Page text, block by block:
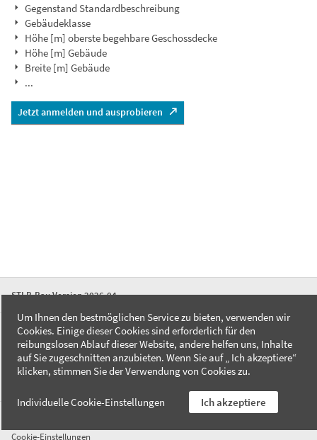
Gegenstand Standardbeschreibung
Gebäudeklasse
Höhe [m] oberste begehbare Geschossdecke
Höhe [m] Gebäude
Breite [m] Gebäude
...
Jetzt anmelden und ausprobieren
STLB-Bau Version 2026-04
FAQ
Kontakt
Datenschutzerklärung
Cookie-Einstellungen
Um Ihnen den bestmöglichen Service zu bieten, verwenden wir
Cookies. Einige dieser Cookies sind erforderlich für den
reibungslosen Ablauf dieser Website, andere helfen uns, Inhalte
auf Sie zugeschnitten anzubieten. Wenn Sie auf „ Ich akzeptiere“
klicken, stimmen Sie der Verwendung von Cookies zu.
Individuelle Cookie-Einstellungen Ich akzeptiere